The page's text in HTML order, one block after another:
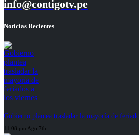
info@contigotv.pe
Noticias Recientes
Gobierno plantea trasladar la mayoría de
11:08 pm Ago 7th